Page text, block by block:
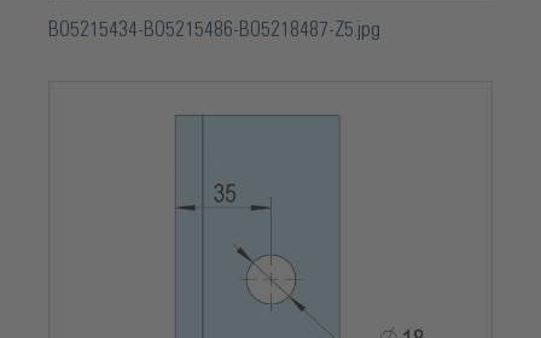
BO5215434-BO5215486-BO5218487-Z5.jpg